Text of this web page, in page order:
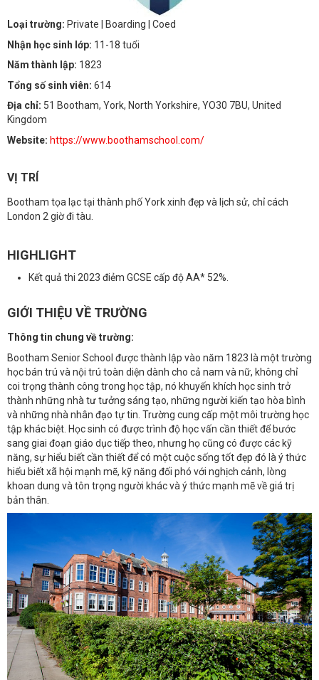
Loại trường: Private | Boarding
| Coed
Nhận học sinh lớp: 11-18 tuổi
Năm thành lập: 1823
Tổng số sinh viên: 614
Địa chỉ: 51 Bootham, York, North Yorkshire, YO30 7BU, United
Kingdom
Website: https://www.boothamschool.com/
VỊ TRÍ
Bootham tọa lạc tại thành phố York xinh đẹp và lịch sử, chỉ cách
London 2 giờ đi tàu.
HIGHLIGHT
Kết quả thi 2023 điẻm GCSE cấp độ AA* 52%.
GIỚI THIỆU VỀ TRƯỜNG
Thông tin chung về trường:
Bootham Senior School được thành lập vào năm 1823 là một trường
học bán trú và nội trú toàn diện dành cho cả nam và nữ, không chỉ
coi trọng thành công trong học tập, nó khuyến khích học sinh trở
thành những nhà tư tưởng sáng tạo, những người kiến ​​tạo hòa bình
và những nhà nhân đạo tự tin. Trường cung cấp một môi trường học
tập khác biệt. Học sinh có được trình độ học vấn cần thiết để bước
sang giai đoạn giáo dục tiếp theo, nhưng họ cũng có được các kỹ
năng, sự hiểu biết cần thiết để có một cuộc sống tốt đẹp đó là ý thức
hiểu biết xã hội mạnh mẽ, kỹ năng đối phó với nghịch cảnh, lòng
khoan dung và tôn trọng người khác và ý thức mạnh mẽ về giá trị
bản thân.